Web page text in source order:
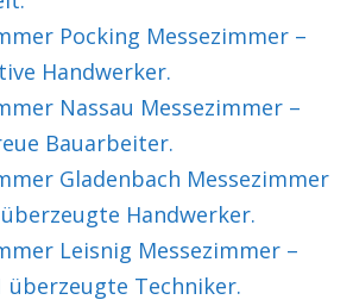
Pocking Messezimmer –
Handwerker.
Nassau Messezimmer –
Bauarbeiter.
Gladenbach Messezimmer
Handwerker.
Leisnig Messezimmer –
überzeugte Techniker.